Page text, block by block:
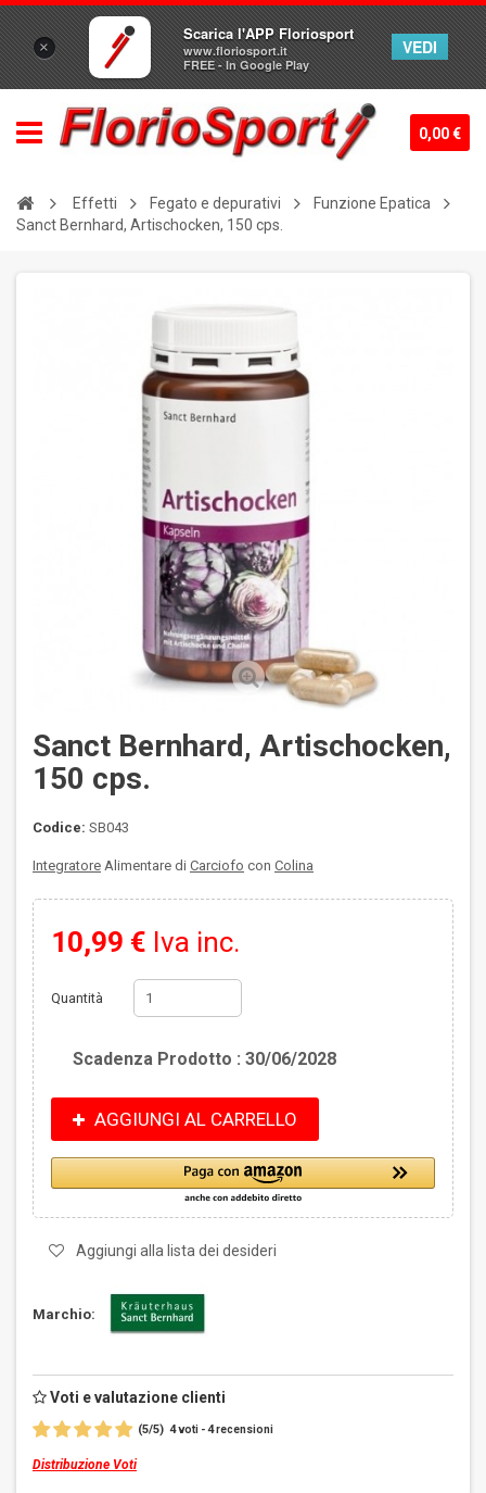
×
Scarica l'APP Floriosport
www.floriosport.it
FREE - In Google Play
VEDI
0,00 €
Effetti Fegato e depurativi
Funzione Epatica
Sanct Bernhard, Artischocken, 150 cps.
Sanct Bernhard, Artischocken,
150 cps.
Codice: SB043
Integratore Alimentare di Carciofo con Colina
10,99 € Iva inc.
Quantità
Scadenza Prodotto : 30/06/2028
AGGIUNGI AL CARRELLO
Aggiungi alla lista dei desideri
Marchio:
Voti e valutazione clienti
(5/5) 4voti -4recensioni
Distribuzione Voti